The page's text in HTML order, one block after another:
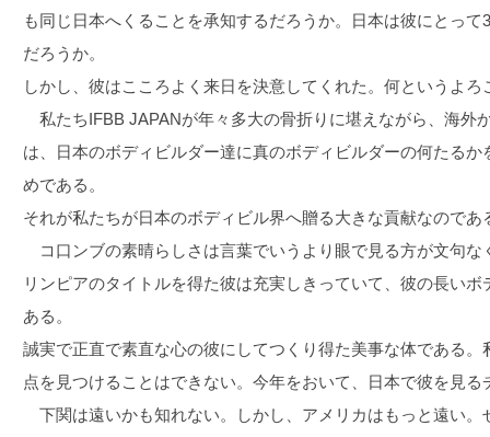
も同じ日本へくることを承知するだろうか。日本は彼にとっ
だろうか。
しかし、彼はこころよく来日を決意してくれた。何というよろ
私たちIFBB JAPANが年々多大の骨折りに堪えながら、海外
は、日本のボディビルダー達に真のボディビルダーの何たる
めである。
それが私たちが日本のボディビル界へ贈る大きな貢献なのであ
コ口ンブの素晴らしさは言葉でいうより眼で見る方が文句な
リンピアのタイトルを得た彼は充実しきっていて、彼の長い
ある。
誠実で正直で素直な心の彼にしてつくり得た美事な体である
点を見つけることはできない。今年をおいて、日本で彼を見
下関は遠いかも知れない。しかし、アメリカはもっと遠い。